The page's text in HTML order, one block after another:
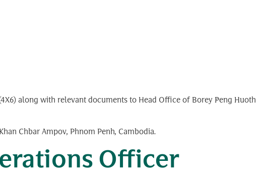
along with relevant documents to Head Office of Borey Peng Huoth
Chbar Ampov, Phnom Penh, Cambodia.
Officer